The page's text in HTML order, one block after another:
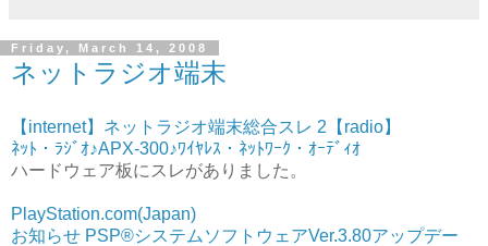
Friday, March 14, 2008
ネットラジオ端末
【internet】ネットラジオ端末総合スレ 2【radio】
ﾈｯﾄ・ﾗｼﾞｵ♪APX-300♪ﾜｲﾔﾚｽ・ﾈｯﾄﾜｰｸ・ｵｰﾃﾞｨｵ
ハードウェア板にスレがありました。
PlayStation.com(Japan)
お知らせ PSP®システムソフトウェアVer.3.80アップデー